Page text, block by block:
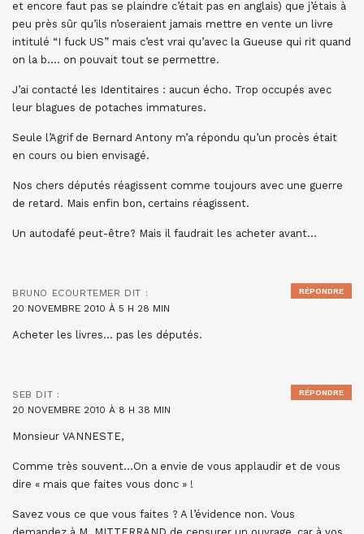
et encore faut pas se plaindre c’était pas en anglais) que j’étais à
peu près sûr qu’ils n’oseraient jamais mettre en vente un livre
intitulé “I fuck US” mais c’est vrai qu’avec la Gueuse qui rit quand
on la b…. on pouvait tout se permettre.
J’ai contacté les Identitaires : aucun écho. Trop occupés avec
leur blagues de potaches immatures.
Seule l’Agrif de Bernard Antony m’a répondu qu’un procès était
en cours ou bien envisagé.
Nos chers députés réagissent comme toujours avec une guerre
de retard. Mais enfin bon, certains réagissent.
Un autodafé peut-être? Mais il faudrait les acheter avant…
BRUNO ECOURTEMER DIT :
20 NOVEMBRE 2010 À 5 H 28 MIN
Acheter les livres… pas les députés.
RÉPONDRE
SEB DIT :
20 NOVEMBRE 2010 À 8 H 38 MIN
Monsieur VANNESTE,
Comme très souvent…On a envie de vous applaudir et de vous
dire « mais que faites vous donc » !
Savez vous ce que vous faites ? A l’évidence non. Vous
RÉPONDRE